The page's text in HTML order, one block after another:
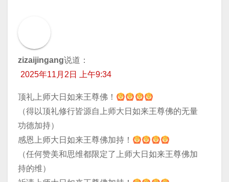
zizaijingang说道：
2025年11月2日 上午9:34
顶礼上师大日如来王尊佛！
（得以顶礼修行皆源自上师大日如来王尊佛的无量
功德加持）
感恩上师大日如来王尊佛加持！
（任何赞美和思维都限定了上师大日如来王尊佛加
持的维）